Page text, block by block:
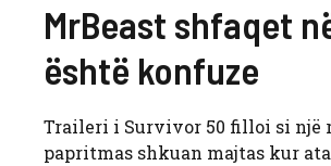
MrBeast shfaqet
është konfuze
Traileri i Survivor 50 filloi si një
papritmas shkuan majtas kur